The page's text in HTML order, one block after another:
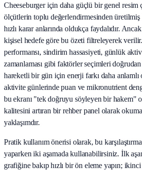
Cheeseburger için daha güçlü bir genel
ölçütlerin toplu değerlendirmesinden
hızlı karar anlarında oldukça faydalıdır.
kişisel hedefe göre bu özeti filtreleyerek
performansı, sindirim hassasiyeti, günlük
zamanlaması gibi faktörler seçimleri
hareketli bir gün için enerji farkı daha
aktivite günlerinde puan ve mikronutrient
bu ekranı "tek doğruyu söyleyen bir hakem"
kalitesini artıran bir rehber panel olarak
yaklaşımdır.
Pratik kullanım önerisi olarak, bu
yaparken iki aşamada kullanabilirsiniz. İlk
grafiğine bakıp hızlı bir ön eleme yapın;